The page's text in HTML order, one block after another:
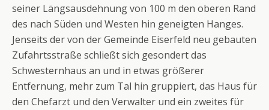
seiner Längsausdehnung von 100 m den oberen Rand
des nach Süden und Westen hin geneigten Hanges.
Jenseits der von der Gemeinde Eiserfeld neu gebauten
Zufahrtsstraße schließt sich gesondert das
Schwesternhaus an und in etwas größerer
Entfernung, mehr zum Tal hin gruppiert, das Haus für
den Chefarzt und den Verwalter und ein zweites für